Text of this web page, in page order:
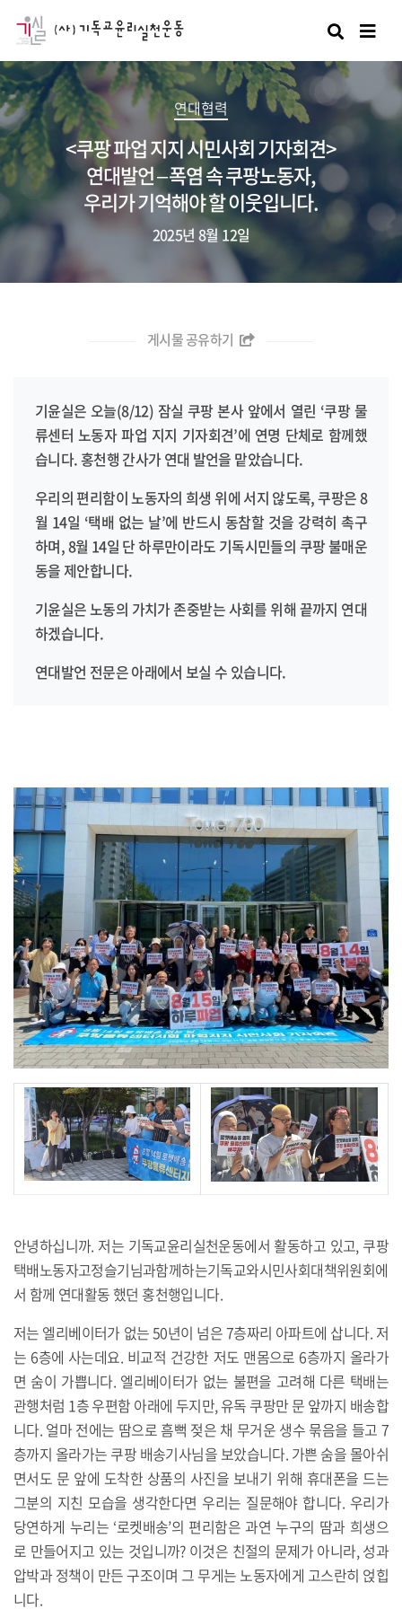
검색
연대협력
<쿠팡 파업 지지 시민사회 기자회견>
연대발언 – 폭염 속 쿠팡노동자,
우리가 기억해야 할 이웃입니다.
2025년 8월 12일
게시물 공유하기
기윤실은 오늘(8/12) 잠실 쿠팡 본사 앞에서 열린 ‘쿠팡 물
류센터 노동자 파업 지지 기자회견’에 연명 단체로 함께했
습니다. 홍천행 간사가 연대 발언을 맡았습니다.
우리의 편리함이 노동자의 희생 위에 서지 않도록, 쿠팡은 8
월 14일 ‘택배 없는 날’에 반드시 동참할 것을 강력히 촉구
하며, 8월 14일 단 하루만이라도 기독시민들의 쿠팡 불매운
동을 제안합니다.
기윤실은 노동의 가치가 존중받는 사회를 위해 끝까지 연대
하겠습니다.
연대발언 전문은 아래에서 보실 수 있습니다.
안녕하십니까. 저는 기독교윤리실천운동에서 활동하고 있고, 쿠팡
택배노동자고정슬기님과함께하는기독교와시민사회대책위원회에
서 함께 연대활동 했던 홍천행입니다.
저는 엘리베이터가 없는 50년이 넘은 7층짜리 아파트에 삽니다. 저
는 6층에 사는데요. 비교적 건강한 저도 맨몸으로 6층까지 올라가
면 숨이 가쁩니다. 엘리베이터가 없는 불편을 고려해 다른 택배는
관행처럼 1층 우편함 아래에 두지만, 유독 쿠팡만 문 앞까지 배송합
니다. 얼마 전에는 땀으로 흠뻑 젖은 채 무거운 생수 묶음을 들고 7
층까지 올라가는 쿠팡 배송기사님을 보았습니다. 가쁜 숨을 몰아쉬
면서도 문 앞에 도착한 상품의 사진을 보내기 위해 휴대폰을 드는
그분의 지친 모습을 생각한다면 우리는 질문해야 합니다. 우리가
당연하게 누리는 ‘로켓배송’의 편리함은 과연 누구의 땀과 희생으
로 만들어지고 있는 것입니까? 이것은 친절의 문제가 아니라, 성과
압박과 정책이 만든 구조이며 그 무게는 노동자에게 고스란히 얹힙
니다.